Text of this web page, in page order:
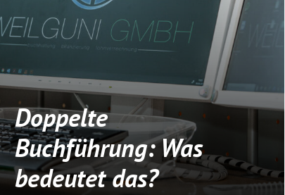
Doppelte
Buchführung: Was
bedeutet das?